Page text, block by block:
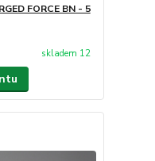
FORCE BN - 5
skladem 12